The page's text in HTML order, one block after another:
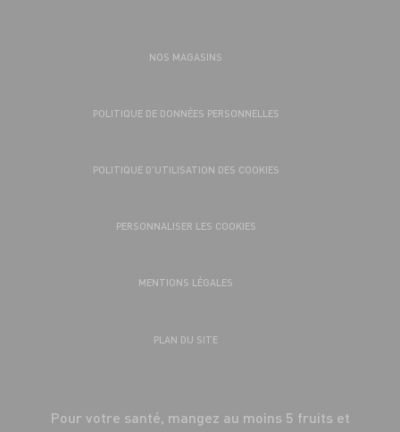
NOS MAGASINS
POLITIQUE DE DONNÉES PERSONNELLES
POLITIQUE D’UTILISATION DES COOKIES
PERSONNALISER LES COOKIES
MENTIONS LÉGALES
PLAN DU SITE
Pour votre santé, mangez au moins 5 fruits et